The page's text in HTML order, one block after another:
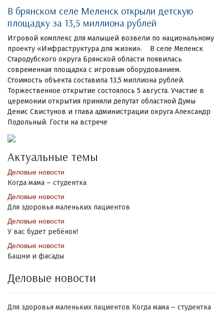
В брянском селе Меленск открыли детскую
площадку за 13,5 миллиона рублей
Игровой комплекс для малышей возвели по национальному
проекту «Инфраструктура для жизни». В селе Меленск
Стародубского округа Брянской области появилась
современная площадка с игровым оборудованием.
Стоимость объекта составила 13,5 миллиона рублей.
Торжественное открытие состоялось 5 августа. Участие в
церемонии открытия приняли депутат областной Думы
Денис Свистунов и глава администрации округа Александр
Подольный. Гости на встрече
Актуальные темы
Деловые новости
Когда мама – студентка
Деловые новости
Для здоровья маленьких пациентов
Деловые новости
У вас будет ребёнок!
Деловые новости
Башни и фасады
Деловые новости
Для здоровья маленьких пациентов Когда мама – студентка